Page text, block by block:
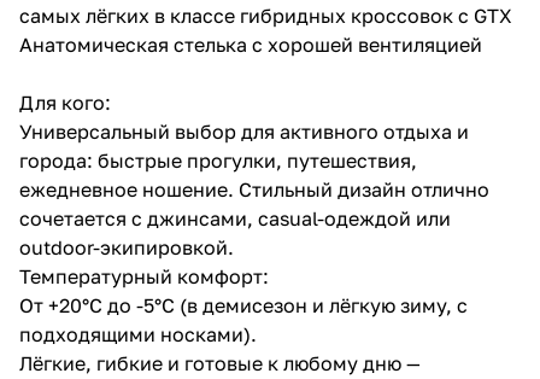
самых лёгких в классе гибридных кроссовок с GTX
Анатомическая стелька с хорошей вентиляцией
Для кого:
Универсальный выбор для активного отдыха и
города: быстрые прогулки, путешествия,
ежедневное ношение. Стильный дизайн отлично
сочетается с джинсами, casual-одеждой или
outdoor-экипировкой.
Температурный комфорт:
От +20°C до -5°C (в демисезон и лёгкую зиму, с
подходящими носками).
Лёгкие, гибкие и готовые к любому дню —